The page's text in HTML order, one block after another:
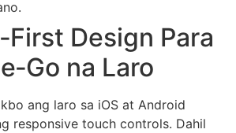
Design Para
na Laro
ang laro sa iOS at Android
responsive touch controls. Dahil